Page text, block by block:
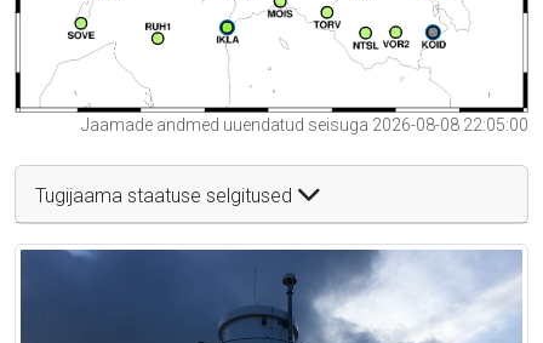
Jaamade andmed uuendatud seisuga 2026-08-08 22:05:00
Tugijaama staatuse selgitused